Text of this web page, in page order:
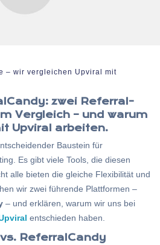
– wir vergleichen Upviral mit
zwei Referral-
Vergleich – und warum
Upviral arbeiten.
Baustein für
Es gibt viele Tools, die diesen
alle bieten die gleiche Flexibilität und
wir zwei führende Plattformen –
– und erklären, warum wir uns bei
entschieden haben.
ReferralCandy